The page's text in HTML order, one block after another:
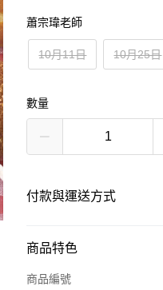
蕭宗瑋老師
10月11日 10月25日
數量
付款與運送方式
付款方式
信用卡一次付款
商品特色
商品編號